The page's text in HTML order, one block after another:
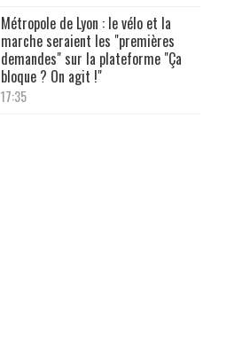
Métropole de Lyon : le vélo et la
marche seraient les "premières
demandes" sur la plateforme "Ça
bloque ? On agit !"
17:35